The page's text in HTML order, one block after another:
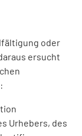
oder
ersucht
Urhebers, des